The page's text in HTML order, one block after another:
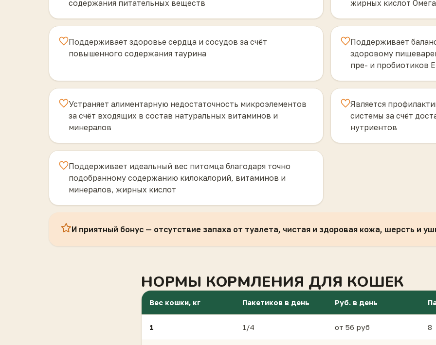
содержания питательных веществ
жирных кислот
Поддерживает здоровье сердца и сосудов за счёт
повышенного содержания таурина
Поддерживает
здоровому
пре- и пробиотиков
Устраняет алиментарную недостаточность микроэлементов
за счёт входящих в состав натуральных витаминов и
минералов
Является
системы за счёт
нутриентов
Поддерживает идеальный вес питомца благодаря точно
подобранному содержанию килокалорий, витаминов и
минералов, жирных кислот
И приятный бонус — отсутствие запаха от туалета, чистая и здоровая кожа, шерсть и
НОРМЫ КОРМЛЕНИЯ ДЛЯ КОШЕК
Вес кошки, кг Пакетиков в день Руб. в день
1 1/4 от 56 руб 8